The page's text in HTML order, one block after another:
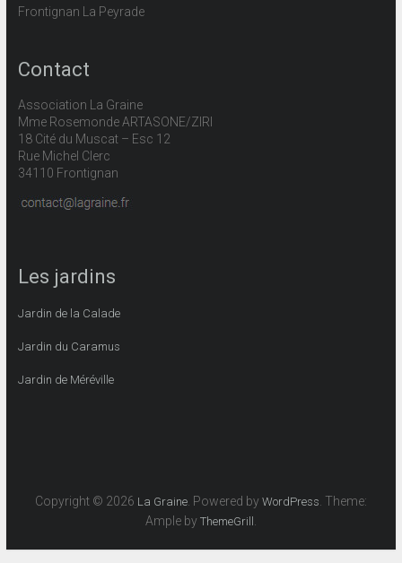
Frontignan La Peyrade
Contact
Association La Graine
Mme Rosemonde ARTASONE/ZIRI
18 Cité du Muscat – Esc 12
Rue Michel Clerc
34110 Frontignan
Les jardins
Jardin de la Calade
Jardin du Caramus
Jardin de Méréville
Copyright © 2026 La Graine. Powered by WordPress . Theme:
Ample by ThemeGrill